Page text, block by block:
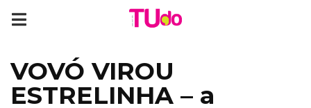
VOVÓ VIROU
ESTRELINHA – a